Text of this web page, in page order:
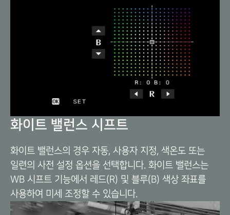
화이트 밸런스 시프트
화이트 밸런스의 경우 자동, 사용자 지정, 색온도 또는
일련의 사전 설정 옵션을 선택합니다. 화이트 밸런스는
WB 시프트 기능에서 레드(R) 및 블루(B) 색상 좌표를
사용하여 미세 조정할 수 있습니다.